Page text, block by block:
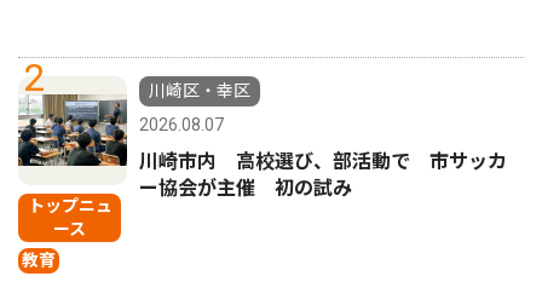
2
トップニュ
ース
教育
川崎区・幸区
2026.08.07
川崎市内 高校選び、部活動で 市サッカ
ー協会が主催 初の試み